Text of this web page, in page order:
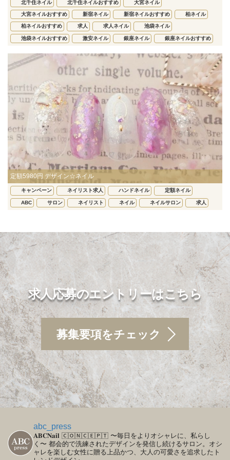
北千住ネイル 北千住ネイルおすすめ 大宮ネイル
大宮ネイルおすすめ 新宿ネイル 新宿ネイルおすすめ 柏ネイル
柏ネイルおすすめ 求人 求人ネイル 池袋ネイル
池袋ネイルおすすめ 激安ネイル 銀座ネイル 銀座ネイルおすすめ
定額5980円 デザイン☆ネイル
キャンペーン ネイリスト求人 ハンドネイル 定額ネイル
ABC サロン ネイリスト ネイル ネイルサロン 求人
求人応募のエントリーはこちら
募集要項をチェック
abc_press
𝐀𝐁𝐂𝐍𝐚𝐢𝐥 🄲🄾🄽🄲🄴🄿🅃 〜毎日をよりオシャレに、私らし
く〜 都会的で洗練されたデザインを発信し続けるサロン。オシ
ャレを楽しむ女性に贈る上品かつ、大人の可愛さを追求したト